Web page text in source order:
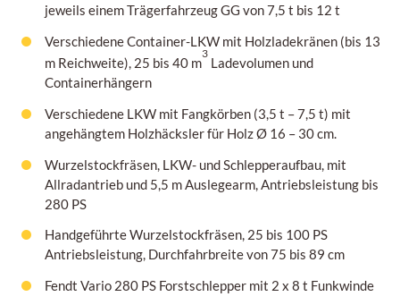
jeweils einem TrägerfahrzeugGG von 7,5 t bis 12 t
Verschiedene Container-LKW mit Holzladekränen (bis 13
m Reichweite), 25 bis 40 m
3
Ladevolumen und
Containerhängern
Verschiedene LKW mit Fangkörben (3,5 t – 7,5 t) mit
angehängtem Holzhäcksler für HolzØ 16 – 30 cm.
Wurzelstockfräsen, LKW- und Schlepperaufbau, mit
Allradantrieb und 5,5 m Auslegearm, Antriebsleistung bis
280 PS
Handgeführte Wurzelstockfräsen, 25 bis 100 PS
Antriebsleistung, Durchfahrbreite von75 bis 89 cm
Fendt Vario 280 PS Forstschlepper mit 2 x 8 t Funkwinde